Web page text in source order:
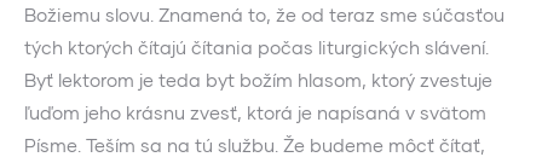
Božiemu slovu. Znamená to, že od teraz sme súčasťou
tých ktorých čítajú čítania počas liturgických slávení.
Byť lektorom je teda byt božím hlasom, ktorý zvestuje
ľuďom jeho krásnu zvesť, ktorá je napísaná v svätom
Písme. Teším sa na tú službu. Že budeme môcť čítať,